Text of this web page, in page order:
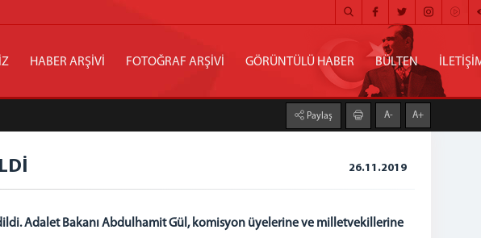
HABER ARŞİVİ FOTOĞRAF ARŞİVİ GÖRÜNTÜLÜ HABER BÜLTEN
Paylaş A- A+
26.11.2019
Adalet Bakanı Abdulhamit Gül, komisyon üyelerine ve milletvekillerine